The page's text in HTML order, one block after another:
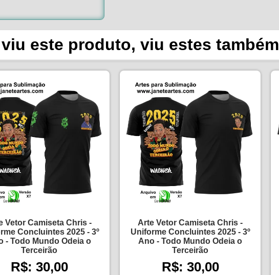
este produto, viu estes também
Vetor Camiseta Chris -
Concluintes 2025 - 3º
- Todo Mundo Odeia o
Terceirão
R$: 30,00
Arte Vetor Camiseta Chris -
Uniforme Concluintes 2025 - 3º
Ano - Todo Mundo Odeia o
Terceirão
R$: 30,00